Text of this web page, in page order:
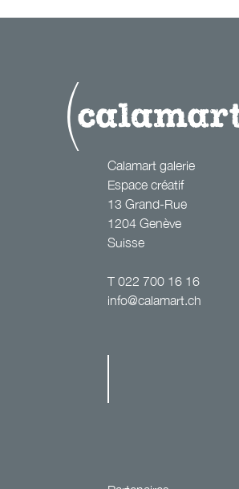
Calamart galerie
Espace créatif
13 Grand-Rue
1204 Genève
Suisse
T022 700 16 16
info@calamart.ch